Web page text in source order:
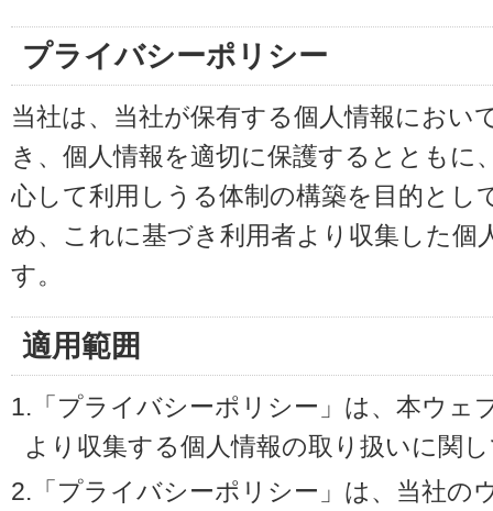
プライバシーポリシー
当社は、当社が保有する個人情報におい
き、個人情報を適切に保護するとともに
心して利用しうる体制の構築を目的とし
め、これに基づき利用者より収集した個
す。
適用範囲
1.「プライバシーポリシー」は、本ウェ
より収集する個人情報の取り扱いに関
2.「プライバシーポリシー」は、当社の